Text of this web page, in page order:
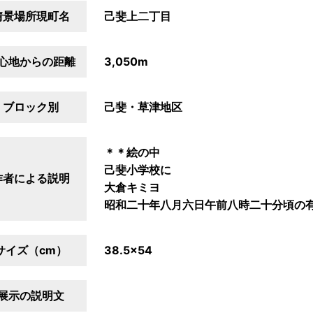
景場所現町名 己斐上二丁目
地からの距離 3,050m
ブロック別 己斐・草津地区
者による説明
＊＊絵の中
己斐小学校に
大倉キミヨ
昭和二十年八月六日午前八時二十分頃の
イズ（cm） 38.5×54
示の説明文